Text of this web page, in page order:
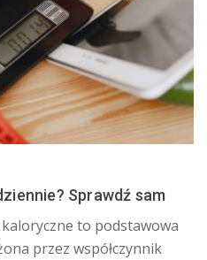
Sprawdź sam
to podstawowa
przez współczynnik